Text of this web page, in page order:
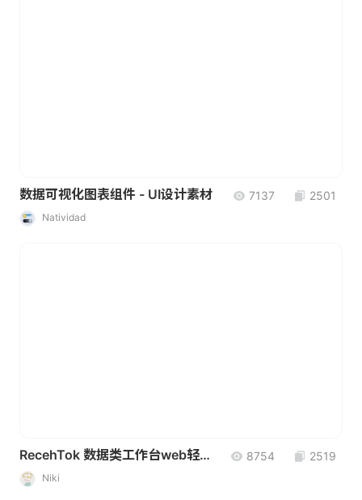
数据可视化图表组件 - UI设计素材 7137 2501
Natividad
RecehTok 数据类工作台web轻量界面设计 8754 2519
Niki